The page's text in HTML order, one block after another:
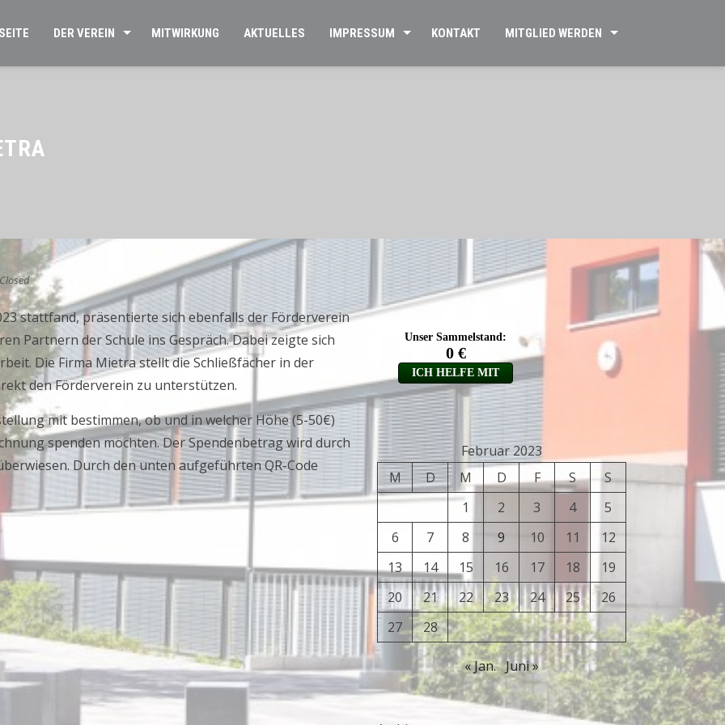
DER VEREIN MITWIRKUNG AKTUELLES IMPRESSUM KONTAKT MITGLIED WERDEN
stattfand, präsentierte sich ebenfalls der Förderverein
Partnern der Schule ins Gespräch. Dabei zeigte sich
Die Firma Mietra stellt die Schließfächer in der
den Förderverein zu unterstützen.
mit bestimmen, ob und in welcher Höhe (5-50€)
spenden möchten. Der Spendenbetrag wird durch
Durch den unten aufgeführten QR-Code
Februar 2023
M
D M D F S
S
1
2 3 4
5
6
7 8 9 10 11
12
13
14 15 16 17 18
19
20
21 22 23 24 25
26
27
28
« Jan. Juni »